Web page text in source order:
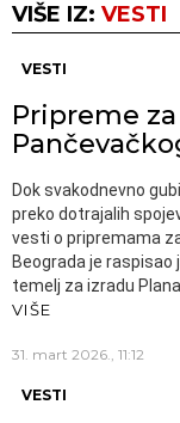
VIŠE IZ: VESTI
VESTI
Pripreme
Dok svakodnevno
preko dotrajalih
vesti o pripremama
Beograda je raspisao
temelj za izradu
VIŠE
31. mart 2026., 11:12
VESTI